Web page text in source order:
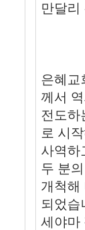
만달리
은혜교
께서
전도하
로 시
사역하
두 분
개척해
되었습
세야마